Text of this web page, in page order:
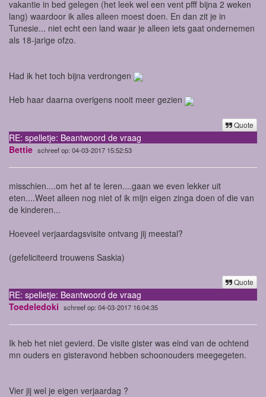
vakantie in bed gelegen (het leek wel een vent pfff bijna 2 weken
lang) waardoor ik alles alleen moest doen. En dan zit je in
Tunesie... niet echt een land waar je alleen iets gaat ondernemen
als 18-jarige ofzo.
Had ik het toch bijna verdrongen
Heb haar daarna overigens nooit meer gezien
Quote
RE: spelletje: Beantwoord de vraag
Bettie schreef op: 04-03-2017 15:52:53
misschien....om het af te leren....gaan we even lekker uit
eten....Weet alleen nog niet of ik mijn eigen zinga doen of die van
de kinderen...
Hoeveel verjaardagsvisite ontvang jij meestal?
(gefeliciteerd trouwens Saskia)
Quote
RE: spelletje: Beantwoord de vraag
Toedeledoki schreef op: 04-03-2017 16:04:35
Ik heb het niet gevierd. De visite gister was eind van de ochtend
mn ouders en gisteravond hebben schoonouders meegegeten.
Vier jij wel je eigen verjaardag ?